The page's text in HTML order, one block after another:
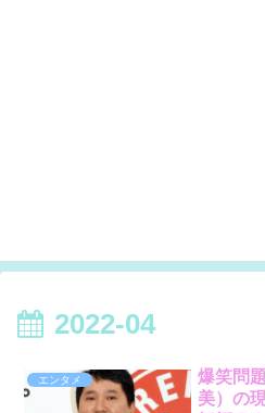
2022-04
エンタメ
爆笑問
美）の